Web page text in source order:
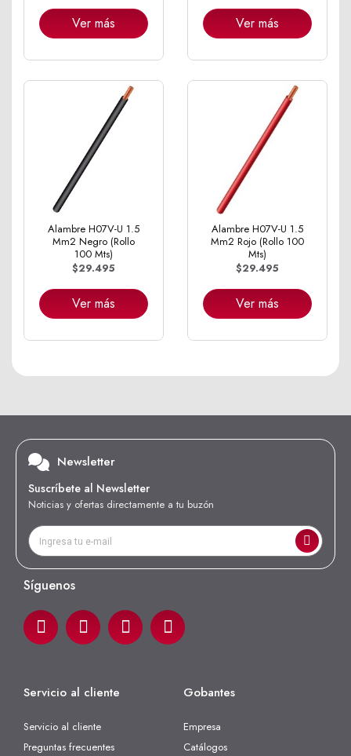
Ver más Ver más
Alambre H07V-U 1.5
Mm2 Negro (Rollo
100 Mts)
$29.495
Ver más
Alambre H07V-U 1.5
Mm2 Rojo (Rollo 100
Mts)
$29.495
Ver más
Newsletter
Suscríbete al Newsletter
Noticias y ofertas directamente a tu buzón
Síguenos
Servicio al cliente
Servicio al cliente
Preguntas frecuentes
Gobantes
Empresa
Catálogos